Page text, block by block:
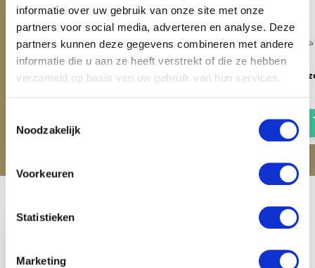
informatie over uw gebruik van onze site met onze
partners voor social media, adverteren en analyse. Deze
partners kunnen deze gegevens combineren met andere
informatie die u aan ze heeft verstrekt of die ze hebben
verzameld op basis van uw gebruik van hun services.
Noodzakelijk
Voorkeuren
Statistieken
Marketing
Multi Hanger - Navy Multi Hanger -